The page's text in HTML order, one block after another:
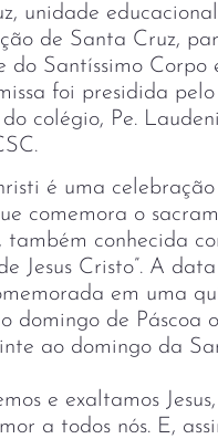
unidade
de Santa Cruz,
do Santíssimo Corpo
foi presidida
colégio, Pe.
é uma
comemora o
também conhecida
Jesus Cristo”. A
em uma
domingo de Páscoa
ao domingo da
e exaltamos
a todos nós. E,